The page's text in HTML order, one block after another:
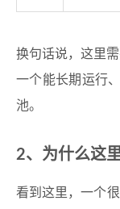
换句话说，这里
一个能长期运行
池。
2、为什么这
看到这里，一个